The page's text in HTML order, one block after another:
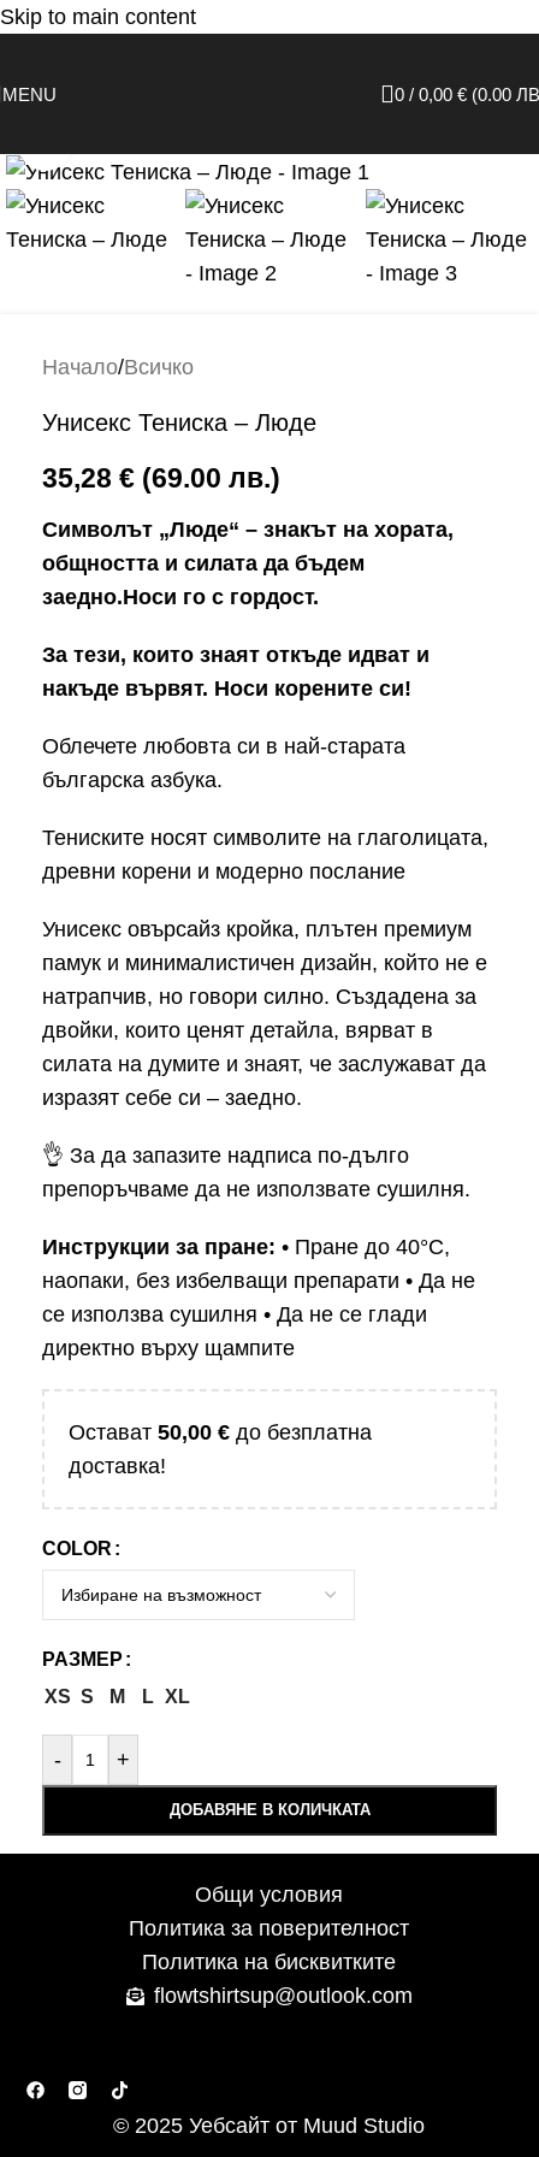
Skip to main content
MENU 0 / 0,00 € (0.00
Начало/Всичко
Унисекс Тениска – Люде
35,28 € (69.00 лв.)
Символът „Люде“ – знакът на хората,
общността и силата да бъдем
заедно.Носи го с гордост.
За тези, които знаят откъде идват и
накъде вървят. Носи корените си!
Облечете любовта си в най-старата
българска азбука.
Тениските носят символите на глаголицата,
древни корени и модерно послание
Унисекс овърсайз кройка, плътен премиум
памук и минималистичен дизайн, който не е
натрапчив, но говори силно. Създадена за
двойки, които ценят детайла, вярват в
силата на думите и знаят, че заслужават да
изразят себе си – заедно.
👌 За да запазите надписа по-дълго
препоръчваме да не използвате сушилня.
Инструкции за пране: • Пране до 40°C,
наопаки, без избелващи препарати • Да не
се използва сушилня • Да не се глади
директно върху щампите
Остават 50,00 € до безплатна
доставка!
COLOR
РАЗМЕР
XS S M L XL
- +
ДОБАВЯНЕ В КОЛИЧКАТА
Общи условия
Политика за поверителност
Политика на бисквитките
flowtshirtsup@outlook.com
© 2025 Уебсайт от Muud Studio